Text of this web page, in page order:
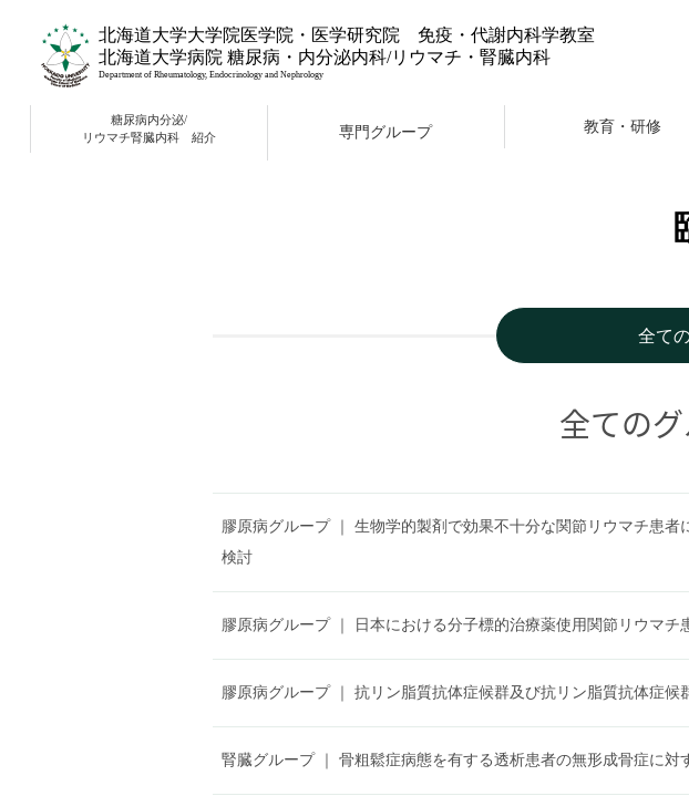
北海道大学大学院医学院・医学研究院 免疫・代謝内科学教室
北海道大学病院 糖尿病・内分泌内科/リウマチ・腎臓内科
Department of Rheumatology, Endocrinology and Nephrology
糖尿病内分泌/
リウマチ腎臓内科 紹介
専門グループ 教育・研修
全て
全ての
膠原病グループ
生物学的製剤で効果不十分な関節リウマチ患
検討
膠原病グループ 日本における分子標的治療薬使用関節リウマチ
膠原病グループ 抗リン脂質抗体症候群及び抗リン脂質抗体症候
腎臓グループ 骨粗鬆症病態を有する透析患者の無形成骨症に